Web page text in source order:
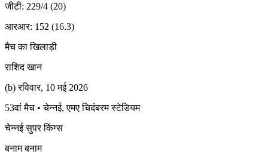
जीटी: 229/4 (20)
आरआर: 152 (16.3)
मैच का खिलाड़ी
राशिद खान
(b) रविवार, 10 मई 2026
53वां मैच • चेन्नई, एमए चिदंबरम स्टेडियम
चेन्नई सुपर किंग्स
बनाम बनाम